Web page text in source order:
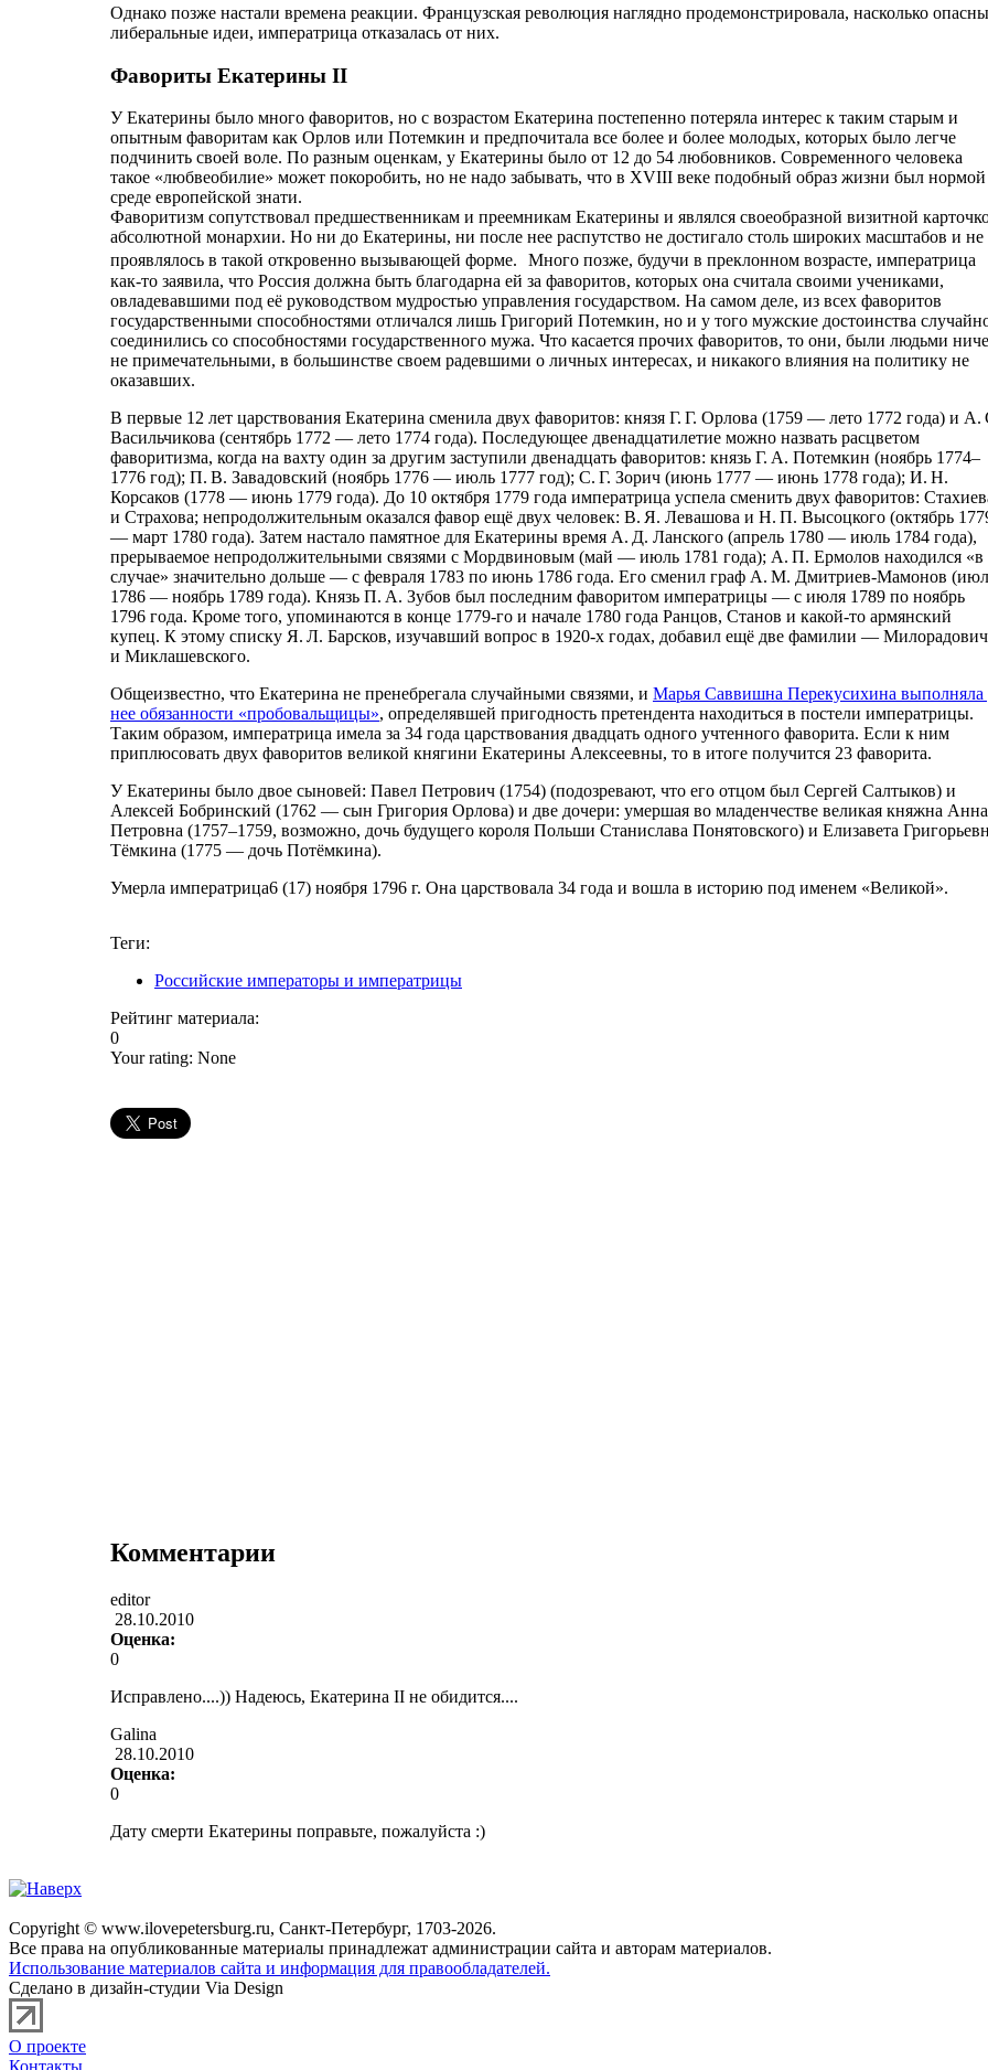
Однако позже настали времена реакции. Французская революция наглядно продемонстрировала, насколько опасны
либеральные идеи, императрица отказалась от них.
Фавориты Екатерины II
У Екатерины было много фаворитов, но с возрастом Екатерина постепенно потеряла интерес к таким старым и
опытным фаворитам как Орлов или Потемкин и предпочитала все более и более молодых, которых было легче
подчинить своей воле. По разным оценкам, у Екатерины было от 12 до 54 любовников. Современного человека
такое «любвеобилие» может покоробить, но не надо забывать, что в XVIII веке подобный образ жизни был нормой
среде европейской знати.
Фаворитизм сопутствовал предшественникам и преемникам Екатерины и являлся своеобразной визитной
абсолютной монархии. Но ни до Екатерины, ни после нее распутство не достигало столь широких масштабов и не
проявлялось в такой откровенно вызывающей форме. Много позже, будучи в преклонном возрасте, императрица
как-то заявила, что Россия должна быть благодарна ей за фаворитов, которых она считала своими учениками,
овладевавшими под её руководством мудростью управления государством. На самом деле, из всех фаворитов
государственными способностями отличался лишь Григорий Потемкин, но и у того мужские достоинства
соединились со способностями государственного мужа. Что касается прочих фаворитов, то они, были людьми
не примечательными, в большинстве своем радевшими о личных интересах, и никакого влияния на политику не
оказавших.
В первые 12 лет царствования Екатерина сменила двух фаворитов: князя Г. Г. Орлова (1759 — лето 1772 года) и А.
Васильчикова (сентябрь 1772 — лето 1774 года). Последующее двенадцатилетие можно назвать расцветом
фаворитизма, когда на вахту один за другим заступили двенадцать фаворитов: князь Г. А. Потемкин (ноябрь 1774–
1776 год); П. В. Завадовский (ноябрь 1776 — июль 1777 год); С. Г. Зорич (июнь 1777 — июнь 1778 года); И. Н.
Корсаков (1778 — июнь 1779 года). До 10 октября 1779 года императрица успела сменить двух фаворитов:
и Страхова; непродолжительным оказался фавор ещё двух человек: В. Я. Левашова и Н. П. Высоцкого (октябрь
— март 1780 года). Затем настало памятное для Екатерины время А. Д. Ланского (апрель 1780 — июль 1784 года),
прерываемое непродолжительными связями с Мордвиновым (май — июль 1781 года); А. П. Ермолов находился «в
случае» значительно дольше — с февраля 1783 по июнь 1786 года. Его сменил граф А. М. Дмитриев-Мамонов
1786 — ноябрь 1789 года). Князь П. А. Зубов был последним фаворитом императрицы — с июля 1789 по ноябрь
1796 года. Кроме того, упоминаются в конце 1779-го и начале 1780 года Ранцов, Станов и какой-то армянский
купец. К этому списку Я. Л. Барсков, изучавший вопрос в 1920-х годах, добавил ещё две фамилии —
и Миклашевского.
Общеизвестно, что Екатерина не пренебрегала случайными связями, и Марья Саввишна Перекусихина выполняла
нее обязанности «пробовальщицы», определявшей пригодность претендента находиться в постели императрицы.
Таким образом, императрица имела за 34 года царствования двадцать одного учтенного фаворита. Если к ним
приплюсовать двух фаворитов великой княгини Екатерины Алексеевны, то в итоге получится 23 фаворита.
У Екатерины было двое сыновей: Павел Петрович (1754) (подозревают, что его отцом был Сергей Салтыков) и
Алексей Бобринский (1762 — сын Григория Орлова) и две дочери: умершая во младенчестве великая княжна Анна
Петровна (1757–1759, возможно, дочь будущего короля Польши Станислава Понятовского) и Елизавета
Тёмкина (1775 — дочь Потёмкина).
Умерла императрица6 (17) ноября 1796 г. Она царствовала 34 года и вошла в историю под именем «Великой».
Теги:
Российские императоры и императрицы
Рейтинг материала:
0
Your rating: None
Комментарии
editor
28.10.2010
Оценка:
0
Исправлено....)) Надеюсь, Екатерина II не обидится....
Galina
28.10.2010
Оценка:
0
Дату смерти Екатерины поправьте, пожалуйста :)
Copyright © www.ilovepetersburg.ru, Санкт-Петербург, 1703-2026.
Все права на опубликованные материалы принадлежат администрации сайта и авторам материалов.
Использование материалов сайта и информация для правообладателей.
Сделано в дизайн-студии Via Design
О проекте
Контакты